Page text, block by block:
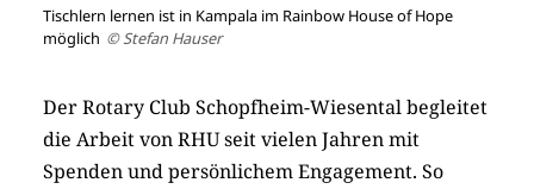
Tischlern lernen ist in Kampala im Rainbow House of Hope
möglich © Stefan Hauser
Der Rotary Club Schopfheim-Wiesental begleitet
die Arbeit von RHU seit vielen Jahren mit
Spenden und persönlichem Engagement. So